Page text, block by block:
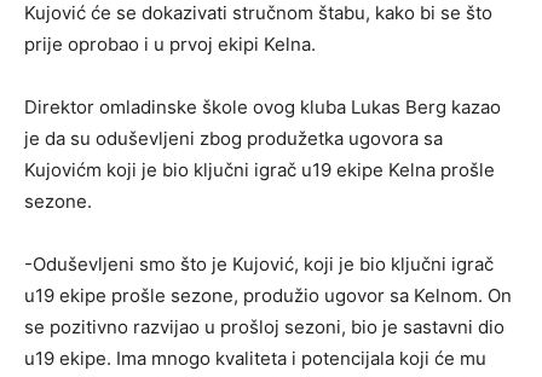
Kujović će se dokazivati stručnom štabu, kako bi se što
prije oprobao i u prvoj ekipi Kelna.
Direktor omladinske škole ovog kluba Lukas Berg kazao
je da su oduševljeni zbog produžetka ugovora sa
Kujovićm koji je bio ključni igrač u19 ekipe Kelna prošle
sezone.
-Oduševljeni smo što je Kujović, koji je bio ključni igrač
u19 ekipe prošle sezone, produžio ugovor sa Kelnom. On
se pozitivno razvijao u prošloj sezoni, bio je sastavni dio
u19 ekipe. Ima mnogo kvaliteta i potencijala koji će mu